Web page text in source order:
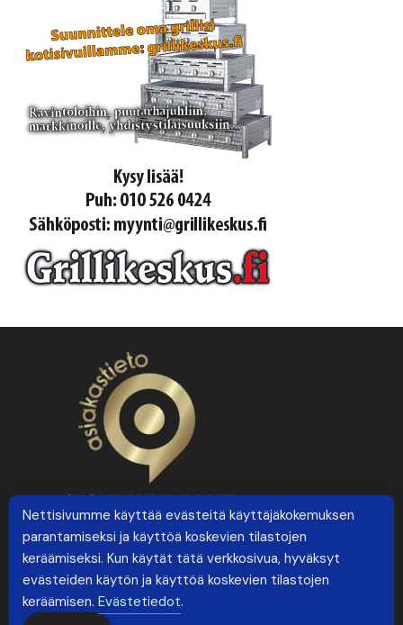
Nettisivumme käyttää evästeitä käyttäjäkokemuksen
parantamiseksi ja käyttöä koskevien tilastojen
keräämiseksi. Kun käytät tätä verkkosivua, hyväksyt
evästeiden käytön ja käyttöä koskevien tilastojen
keräämisen. Evästetiedot.